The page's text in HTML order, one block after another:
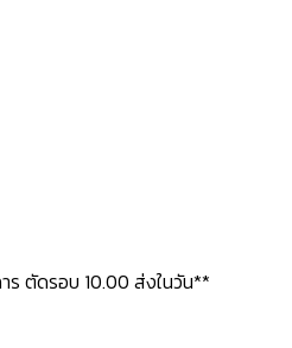
ร ตัดรอบ 10.00 ส่งในวัน**